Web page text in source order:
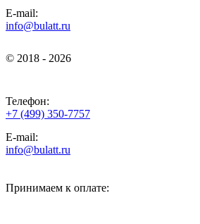
E-mail:
info@bulatt.ru
© 2018 - 2026
Телефон:
+7 (499) 350-7757
E-mail:
info@bulatt.ru
Принимаем к оплате: